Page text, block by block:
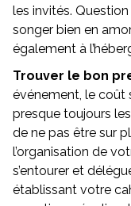
les invités.
songer bien en
également à
Trouver le bon
événement, le coût
presque toujours
de ne pas être sur
l’organisation de
s’entourer et
établissant votre